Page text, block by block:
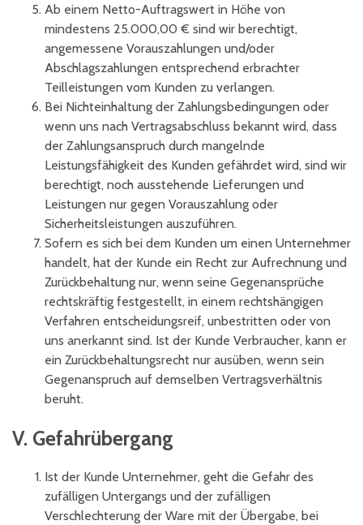
Ab einem Netto-Auftragswert in Höhe von
mindestens 25.000,00 € sind wir berechtigt,
angemessene Vorauszahlungen und/oder
Abschlagszahlungen entsprechend erbrachter
Teilleistungen vom Kunden zu verlangen.
Bei Nichteinhaltung der Zahlungsbedingungen oder
wenn uns nach Vertragsabschluss bekannt wird, dass
der Zahlungsanspruch durch mangelnde
Leistungsfähigkeit des Kunden gefährdet wird, sind wir
berechtigt, noch ausstehende Lieferungen und
Leistungen nur gegen Vorauszahlung oder
Sicherheitsleistungen auszuführen.
Sofern es sich bei dem Kunden um einen Unternehmer
handelt, hat der Kunde ein Recht zur Aufrechnung und
Zurückbehaltung nur, wenn seine Gegenansprüche
rechtskräftig festgestellt, in einem rechtshängigen
Verfahren entscheidungsreif, unbestritten oder von
uns anerkannt sind. Ist der Kunde Verbraucher, kann er
ein Zurückbehaltungsrecht nur ausüben, wenn sein
Gegenanspruch auf demselben Vertragsverhältnis
beruht.
V. Gefahrübergang
Ist der Kunde Unternehmer, geht die Gefahr des
zufälligen Untergangs und der zufälligen
Verschlechterung der Ware mit der Übergabe, bei